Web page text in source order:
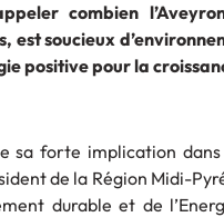
combien
est soucieux
positive pour la
sa forte implication
de la Région Midi-
durable et de